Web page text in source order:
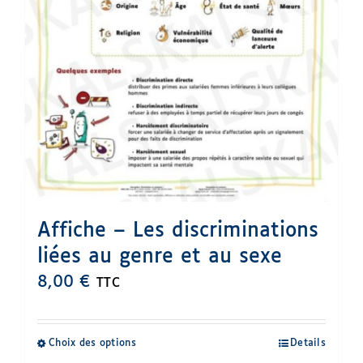
page
Affiche – Les discriminations
liées au genre et au sexe
8,00€ TTC
Choix des optionsCe
Details